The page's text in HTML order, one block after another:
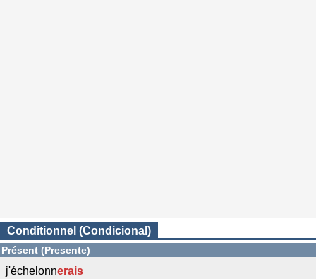
Conditionnel (Condicional)
Présent (Presente)
j'échelonnerais